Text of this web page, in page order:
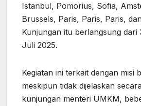
Istanbul, Pomorius, Sofia,
Brussels, Paris, Paris, Paris,
Kunjungan itu berlangsung dari
Juli 2025.
Kegiatan ini terkait dengan misi
meskipun tidak dijelaskan
kunjungan menteri UMKM,